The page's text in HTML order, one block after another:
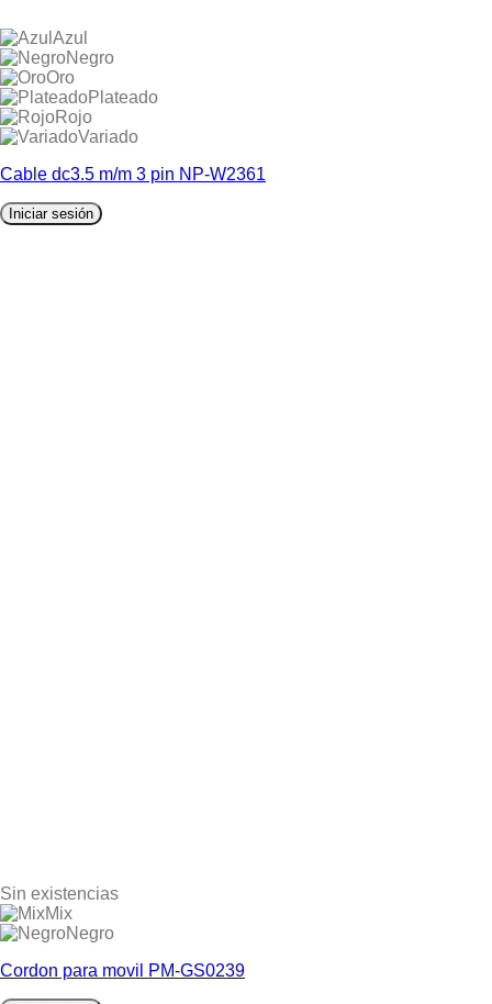
Azul
Negro
Oro
Plateado
Rojo
Variado
Cable dc3.5 m/m 3 pin NP-W2361
Iniciar sesión
Sin existencias
Mix
Negro
Cordon para movil PM-GS0239